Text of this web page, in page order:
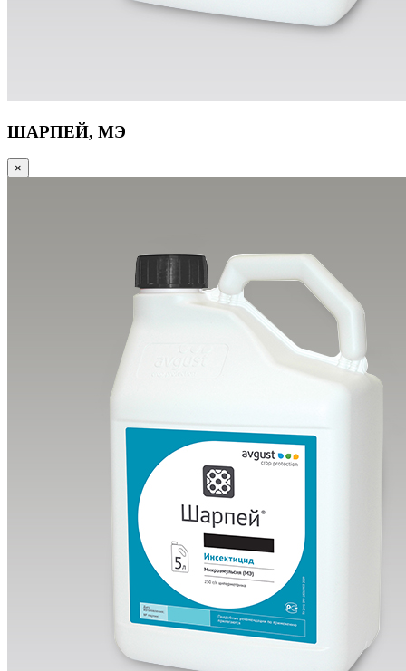
ШАРПЕЙ, МЭ
×